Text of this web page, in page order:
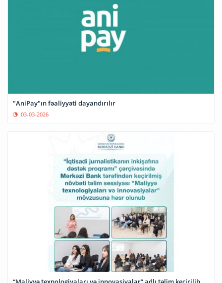
"AniPay"ın fəaliyyəti dayandırılır
03-03-2026